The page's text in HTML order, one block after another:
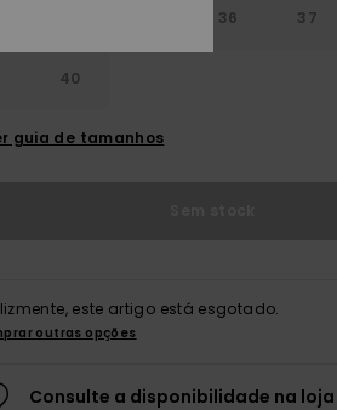
36 37
40
guia de tamanhos
este artigo está esgotado.
outras opções
Consulte a disponibilidade na loja